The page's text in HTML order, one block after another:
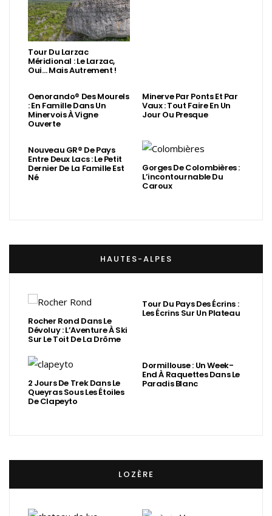
Tour Du Larzac
Méridional : Le Larzac,
Oui… Mais Autrement !
Oenorando® Des Mourels
: En Famille Dans Un
Minervois À Vigne
Ouverte
Minerve Par Ponts Et Par
Vaux : Tout Faire En Un
Jour Ou Presque
Nouveau GR® De Pays
Entre Deux Lacs : Le Petit
Dernier De La Famille Est
Né
Gorges De Colombières :
L’incontournable Du
Caroux
HAUTES-ALPES
Rocher Rond Dans Le
Dévoluy : L’Aventure À Ski
Sur Le Toit De La Drôme
Tour Du Pays Des Écrins :
Les Écrins Sur Un Plateau
2 Jours De Trek Dans Le
Queyras Sous Les Étoiles
De Clapeyto
Dormillouse : Un Week-
End À Raquettes Dans Le
Paradis Blanc
LOZÈRE